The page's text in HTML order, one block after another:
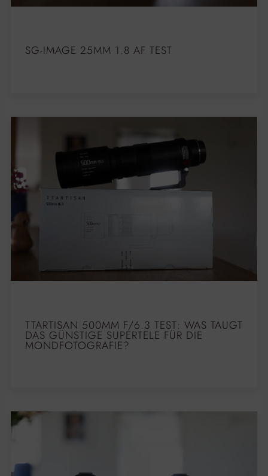
SG-IMAGE 25MM 1.8 AF TEST
TTARTISAN 500MM F/6.3 TEST: WAS TAUGT
DAS GÜNSTIGE SUPERTELE FÜR DIE
MONDFOTOGRAFIE?